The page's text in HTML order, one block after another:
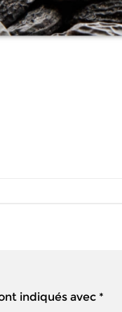
indiqués avec *